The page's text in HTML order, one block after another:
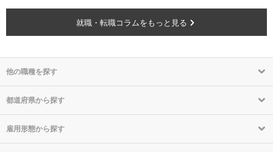
就職・転職コラムをもっと見る
他の職種を探す
都道府県から探す
雇用形態から探す